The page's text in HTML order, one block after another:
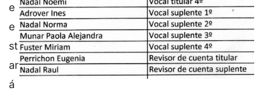
e
e
st
ar
á